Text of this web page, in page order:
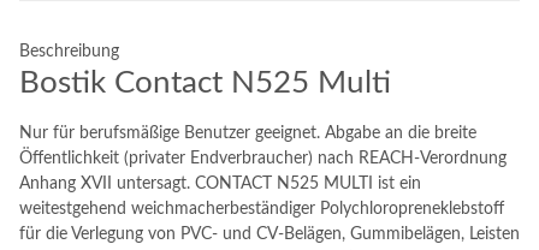
Beschreibung
Bostik Contact N525 Multi
Nur für berufsmäßige Benutzer geeignet. Abgabe an die breite
Öffentlichkeit (privater Endverbraucher) nach REACH-Verordnung
Anhang XVII untersagt. CONTACT N525 MULTI ist ein
weitestgehend weichmacherbeständiger Polychloropreneklebstoff
für die Verlegung von PVC- und CV-Belägen, Gummibelägen, Leisten